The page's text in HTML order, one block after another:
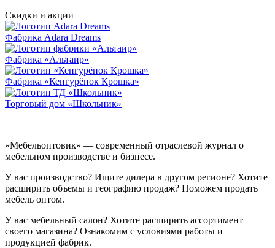
Скидки и акции
Фабрика Adara Dreams
Фабрика «Альтаир»
Фабрика «Кенгурёнок Крошка»
Торговый дом «Школьник»
«Мебельоптовик» — современный отраслевой журнал о
мебельном производстве и бизнесе.
У вас производство? Ищите дилера в другом регионе? Хотите
расширить объемы и географию продаж? Поможем продать
мебель оптом.
У вас мебельный салон? Хотите расширить ассортимент
своего магазина? Ознакомим с условиями работы и
продукцией фабрик.